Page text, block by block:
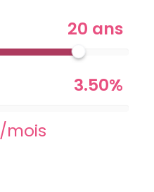
20 ans
3.50%
/mois